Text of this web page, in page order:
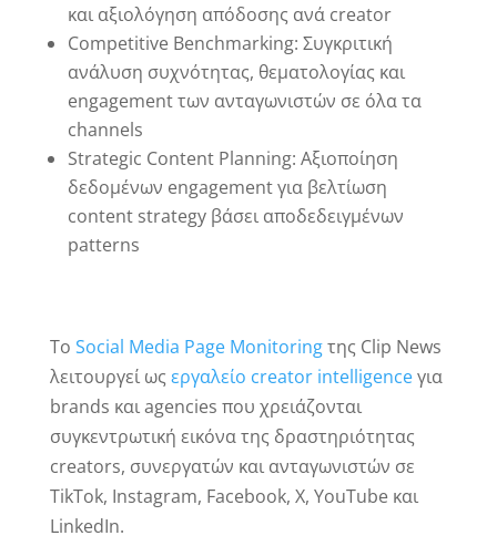
και αξιολόγηση απόδοσης ανά creator
Competitive Benchmarking: Συγκριτική
ανάλυση συχνότητας, θεματολογίας και
engagement των ανταγωνιστών σε όλα τα
channels
Strategic Content Planning: Αξιοποίηση
δεδομένων engagement για βελτίωση
content strategy βάσει αποδεδειγμένων
patterns
Το Social Media Page Monitoringτης Clip News
λειτουργεί ως εργαλείο creator intelligenceγια
brands και agencies που χρειάζονται
συγκεντρωτική εικόνα της δραστηριότητας
creators, συνεργατών και ανταγωνιστών σε
TikTok, Instagram, Facebook, X, YouTube και
LinkedIn.